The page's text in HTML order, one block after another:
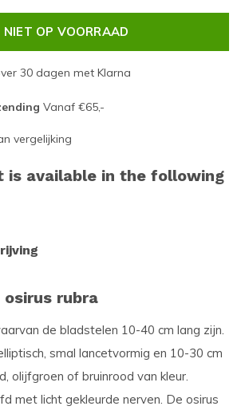
NIET OP VOORRAAD
30 dagen met Klarna
Vanaf €65,-
vergelijking
is available in the following
osirus rubra
de bladstelen 10-40 cm lang zijn.
smal lancetvormig en 10-30 cm
olijfgroen of bruinrood van kleur.
met licht gekleurde nerven. De osirus